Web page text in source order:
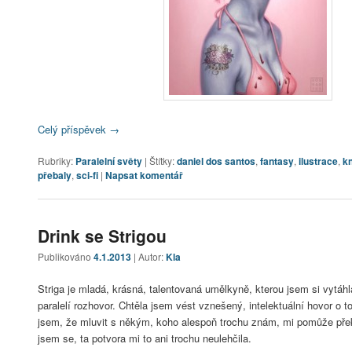
Celý příspěvek →
Rubriky: Paralelní světy | Štítky:daniel dos santos, fantasy, ilustrace,
přebaly, sci-fi | Napsat komentář
Drink se Strigou
Publikováno 4.1.2013 | Autor:Kla
Striga je mladá, krásná, talentovaná umělkyně, kterou jsem si
paralelí rozhovor. Chtěla jsem vést vznešený, intelektuální hovor o
jsem, že mluvit s někým, koho alespoň trochu znám, mi pomůže
jsem se, ta potvora mi to ani trochu neulehčila.